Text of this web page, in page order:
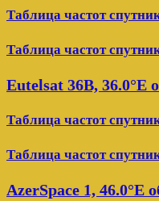
Таблица частот
Таблица частот
Eutelsat 36B, 36.0°E
Таблица частот
Таблица частот
AzerSpace 1, 46.0°E